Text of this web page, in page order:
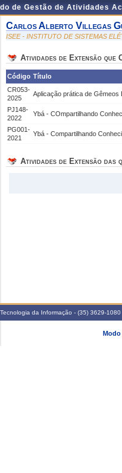
de Gestão de Atividades
Carlos Alberto Villegas
ISEE - INSTITUTO DE SISTEMAS
Atividades de Extensão que
Código Título
CR053-
2025
Aplicação prática de Gêmeos
PJ148-
2022
Ybá - COmpartilhando
PG001-
2021
Ybá - Compartilhando
Atividades de Extensão das
da Informação - (35) 3629-
Modo